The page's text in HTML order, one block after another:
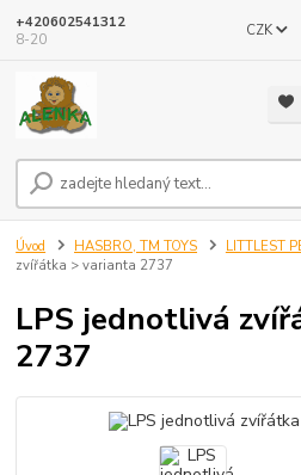
CZK
+420602541312
8-20
Úvod HASBRO, TM TOYS LITTLEST
zvířátka > varianta 2737
LPS jednotlivá
2737